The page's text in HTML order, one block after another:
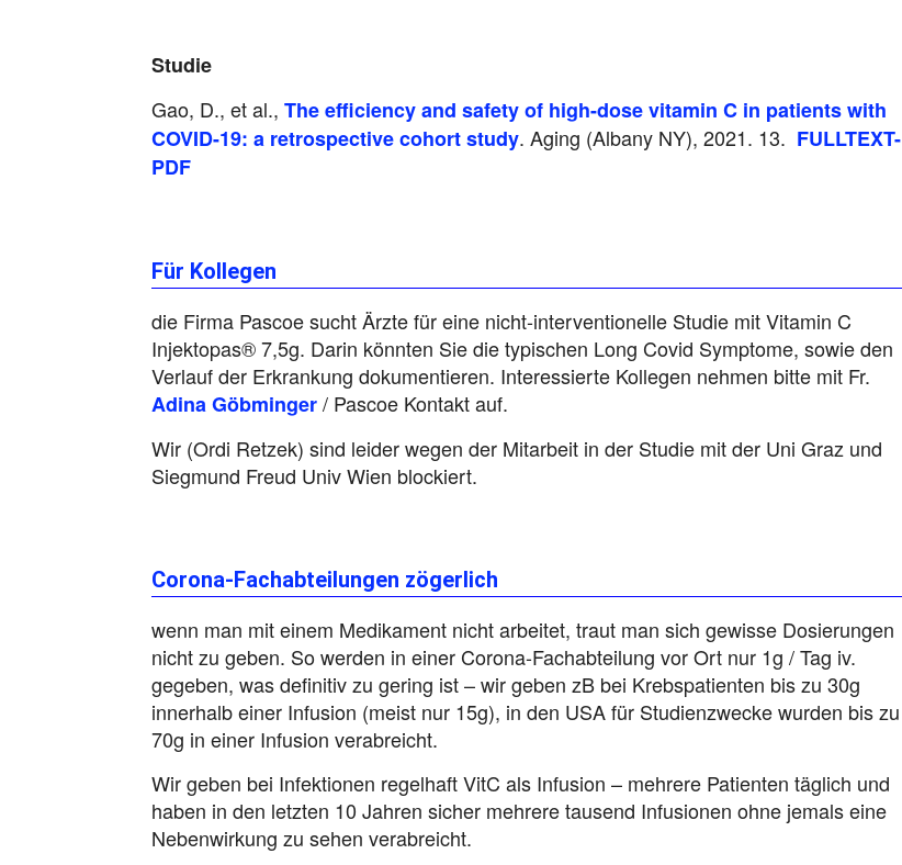
Studie
Gao, D., et al., The efficiency and safety of high-dose vitamin C in patients with
COVID-19: a retrospective cohort study. Aging (Albany NY), 2021. 13. FULLTEXT-
PDF
Für Kollegen
die Firma Pascoe sucht Ärzte für eine nicht-interventionelle Studie mit Vitamin C
Injektopas® 7,5g. Darin könnten Sie die typischen Long Covid Symptome, sowie den
Verlauf der Erkrankung dokumentieren. Interessierte Kollegen nehmen bitte mit Fr.
Adina Göbminger/ Pascoe Kontakt auf.
Wir (Ordi Retzek) sind leider wegen der Mitarbeit in der Studie mit der Uni Graz und
Siegmund Freud Univ Wien blockiert.
Corona-Fachabteilungen zögerlich
wenn man mit einem Medikament nicht arbeitet, traut man sich gewisse Dosierungen
nicht zu geben. So werden in einer Corona-Fachabteilung vor Ort nur 1g / Tag iv.
gegeben, was definitiv zu gering ist – wir geben zB bei Krebspatienten bis zu 30g
innerhalb einer Infusion (meist nur 15g), in den USA für Studienzwecke wurden bis zu
70g in einer Infusion verabreicht.
Wir geben bei Infektionen regelhaft VitC als Infusion – mehrere Patienten täglich und
haben in den letzten 10 Jahren sicher mehrere tausend Infusionen ohne jemals eine
Nebenwirkung zu sehen verabreicht.